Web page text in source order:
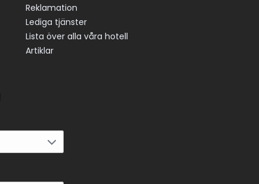
Reklamation
Lediga tjänster
Lista över alla våra hotell
Artiklar